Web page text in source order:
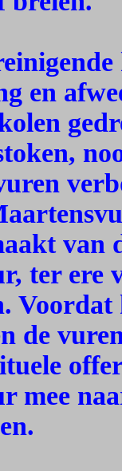
en
van
ter ere
de
mee